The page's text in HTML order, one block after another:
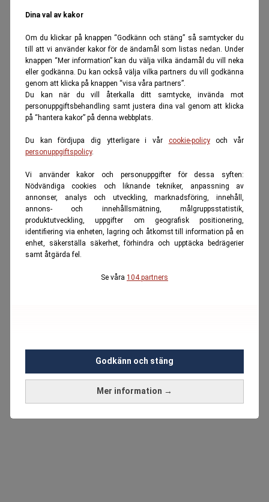
Dina val av kakor
Om du klickar på knappen “Godkänn och stäng” så samtycker du
till att vi använder kakor för de ändamål som listas nedan. Under
knappen “Mer information” kan du välja vilka ändamål du vill neka
eller godkänna. Du kan också välja vilka partners du vill godkänna
genom att klicka på knappen “visa våra partners”.
Du kan när du vill återkalla ditt samtycke, invända mot
personuppgiftsbehandling samt justera dina val genom att klicka
på “hantera kakor” på denna webbplats.
Du kan fördjupa dig ytterligare i vår cookie-policyoch vår
personuppgiftspolicy.
Vi använder kakor och personuppgifter för dessa syften:
Nödvändiga cookies och liknande tekniker, anpassning av
annonser, analys och utveckling, marknadsföring, innehåll,
annons- och innehållsmätning, målgruppsstatistik,
produktutveckling, uppgifter om geografisk positionering,
identifiering via enheten, lagring och åtkomst till information på en
enhet, säkerställa säkerhet, förhindra och upptäcka bedrägerier
samt åtgärda fel.
Se våra 104 partners
Mer information →
Godkänn och stäng